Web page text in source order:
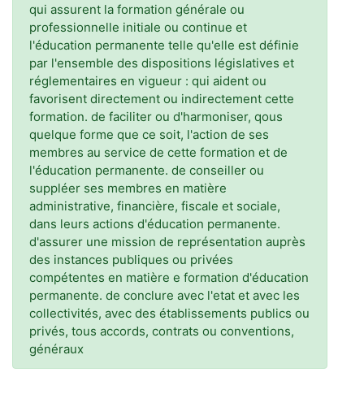
qui assurent la formation générale ou
professionnelle initiale ou continue et
l'éducation permanente telle qu'elle est définie
par l'ensemble des dispositions législatives et
réglementaires en vigueur : qui aident ou
favorisent directement ou indirectement cette
formation. de faciliter ou d'harmoniser, qous
quelque forme que ce soit, l'action de ses
membres au service de cette formation et de
l'éducation permanente. de conseiller ou
suppléer ses membres en matière
administrative, financière, fiscale et sociale,
dans leurs actions d'éducation permanente.
d'assurer une mission de représentation auprès
des instances publiques ou privées
compétentes en matière e formation d'éducation
permanente. de conclure avec l'etat et avec les
collectivités, avec des établissements publics ou
privés, tous accords, contrats ou conventions,
généraux